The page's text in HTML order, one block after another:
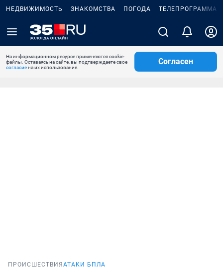
НЕДВИЖИМОСТЬ ЗНАКОМСТВА ПОГОДА ТЕЛЕПРОГРАММА
На информационном ресурсе применяются cookie-
файлы. Оставаясь на сайте, вы подтверждаете свое
согласиена их использование.
Согласен
ПРОИСШЕСТВИЯ АТАКИ БПЛА